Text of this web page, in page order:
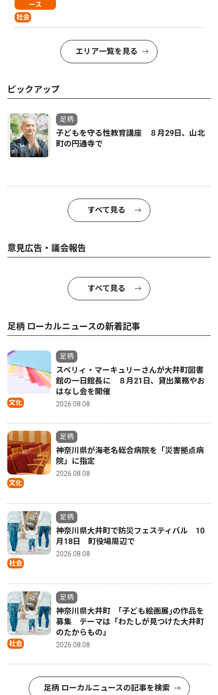
ース
社会
エリア一覧を見る
ピックアップ
足柄
子どもを守る性教育講座 ８月29日、山北
町の円通寺で
すべて見る
意見広告・議会報告
すべて見る
足柄 ローカルニュースの新着記事
文化
足柄
スベリィ・マーキュリーさんが大井町図書
館の一日館長に ８月21日、貸出業務やお
はなし会を開催
2026.08.08
文化
足柄
神奈川県が海老名総合病院を「災害拠点病
院」に指定
2026.08.08
社会
足柄
神奈川県大井町で防災フェスティバル 10
月18日 町役場周辺で
2026.08.08
社会
足柄
神奈川県大井町 ｢子ども絵画展｣の作品を
募集 テーマは「わたしが見つけた大井町
のたからもの」
2026.08.08
足柄 ローカルニュースの記事を検索